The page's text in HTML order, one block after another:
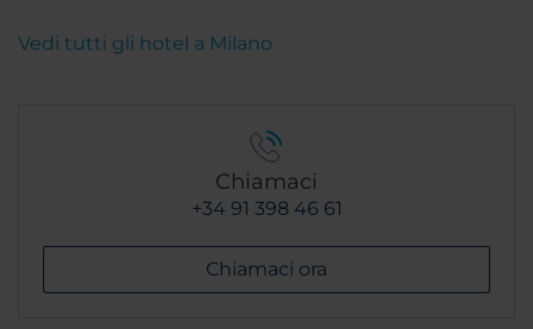
Vedi tutti gli hotel a Milano
Chiamaci
+34 91 398 46 61
Chiamaci ora